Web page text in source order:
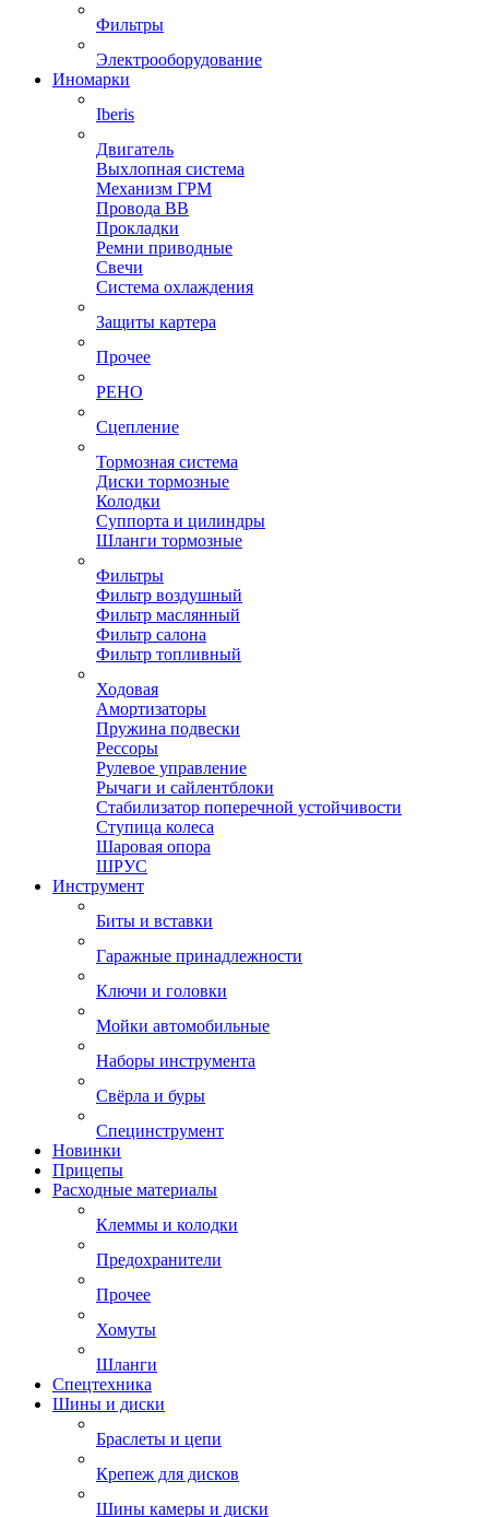
Фильтры
Электрооборудование
Иномарки
Iberis
Двигатель
Выхлопная система
Механизм ГРМ
Провода ВВ
Прокладки
Ремни приводные
Свечи
Система охлаждения
Защиты картера
Прочее
РЕНО
Сцепление
Тормозная система
Диски тормозные
Колодки
Суппорта и цилиндры
Шланги тормозные
Фильтры
Фильтр воздушный
Фильтр маслянный
Фильтр салона
Фильтр топливный
Ходовая
Амортизаторы
Пружина подвески
Рессоры
Рулевое управление
Рычаги и сайлентблоки
Стабилизатор поперечной устойчивости
Ступица колеса
Шаровая опора
ШРУС
Инструмент
Биты и вставки
Гаражные принадлежности
Ключи и головки
Мойки автомобильные
Наборы инструмента
Свёрла и буры
Специнструмент
Новинки
Прицепы
Расходные материалы
Клеммы и колодки
Предохранители
Прочее
Хомуты
Шланги
Спецтехника
Шины и диски
Браслеты и цепи
Крепеж для дисков
Шины камеры и диски